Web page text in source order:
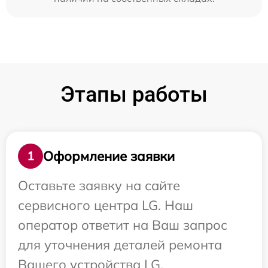
Этапы работы
1
Оформление заявки
Оставьте заявку на сайте
сервисного центра LG. Наш
оператор ответит на Ваш запрос
для уточнения деталей ремонта
Вашего устройства LG.